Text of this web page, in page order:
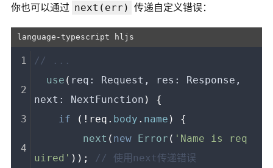
你也可以通过 next(err) 传递自定义错误：
// ...
use ( req: Request, res: Response,
next: NextFunction ) {
if (!req. body . name ) {
next ( new Error ( 'Name is req
uired' )); // 使用next传递错误